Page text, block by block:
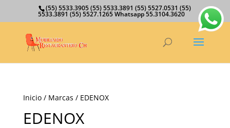
(55) 5533.3905 (55) 5533.3891 (55) 5527.0531 (55)
5533.3891 (55) 5527.1265 Whatsapp 55.3104.3620
Inicio/ Marcas / EDENOX
EDENOX